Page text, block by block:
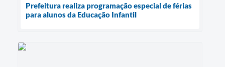
Prefeitura realiza programação especial de férias
para alunos da Educação Infantil